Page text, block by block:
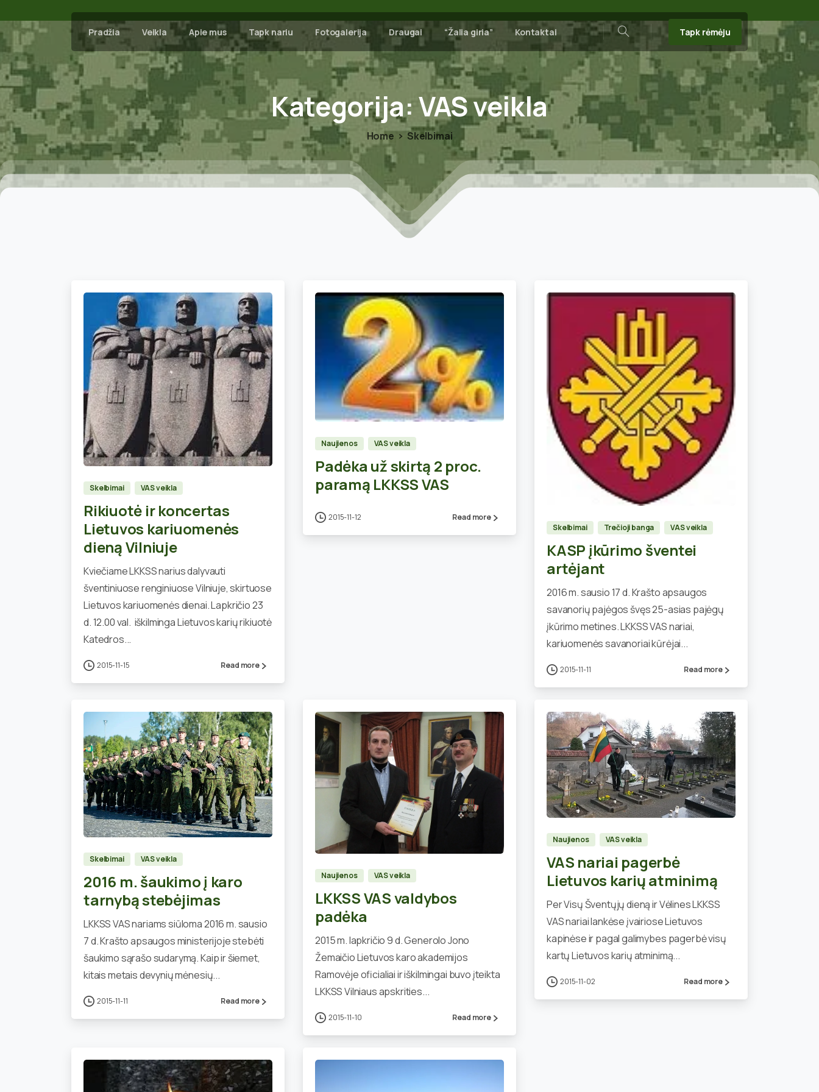
Pradžia Veikla Apie mus Tapk nariu Fotogalerija Draugai “Žalia giria” Kontaktai
Search
Tapk rėmėju
Kategorija: VASveikla
Home Skelbimai
0
Skelbimai VAS veikla
Rikiuotė ir koncertas
Lietuvos kariuomenės
dieną Vilniuje
Kviečiame LKKSS narius dalyvauti
šventiniuose renginiuose Vilniuje, skirtuose
Lietuvos kariuomenės dienai. Lapkričio 23
d. 12.00 val. iškilminga Lietuvos karių rikiuotė
Katedros...
2015-11-15 Read more
1
Naujienos VAS veikla
Padėka už skirtą 2 proc.
paramą LKKSS VAS
2015-11-12 Read more
Skelbimai Trečioji banga VAS veikla
KASP įkūrimo šventei
artėjant
2016 m. sausio 17 d. Krašto apsaugos
savanorių pajėgos švęs 25-asias pajėgų
įkūrimo metines. LKKSS VAS nariai,
kariuomenės savanoriai kūrėjai...
2015-11-11 Read more
0
Skelbimai VAS veikla
2016 m. šaukimo į karo
tarnybą stebėjimas
LKKSS VAS nariams siūloma 2016 m. sausio
7 d. Krašto apsaugos ministerijoje stebėti
šaukimo sąrašo sudarymą. Kaip ir šiemet,
kitais metais devynių mėnesių...
2015-11-11 Read more
Naujienos VAS veikla
LKKSS VAS valdybos
padėka
2015 m. lapkričio 9 d. Generolo Jono
Žemaičio Lietuvos karo akademijos
Ramovėje oficialiai ir iškilmingai buvo įteikta
LKKSS Vilniaus apskrities...
2015-11-10 Read more
0
Naujienos VAS veikla
VAS nariai pagerbė
Lietuvos karių atminimą
Per Visų Šventųjų dieną ir Vėlines LKKSS
VAS nariai lankėse įvairiose Lietuvos
kapinėse ir pagal galimybes pagerbė visų
kartų Lietuvos karių atminimą...
2015-11-02 Read more